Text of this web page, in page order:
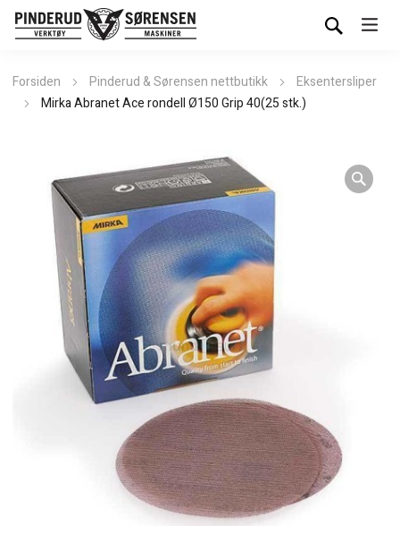
Forsiden Pinderud & Sørensen nettbutikk
Eksentersliper
Mirka Abranet Ace rondell Ø150 Grip 40(25 stk.)